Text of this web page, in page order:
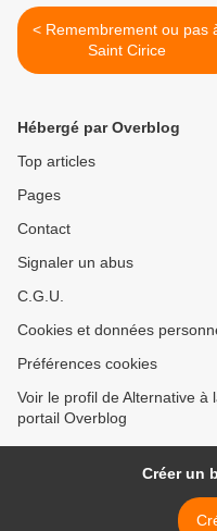
< Remembrement ou pas à
Saint Cirice
Hébergé par Overblog
Top articles
Pages
Contact
Signaler un abus
C.G.U.
Cookies et données
Préférences cookies
Voir le profil de Alternative à
portail Overblog
Créer un